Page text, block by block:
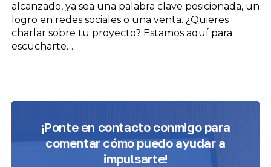
alcanzado, ya sea una palabra clave posicionada, un
logro en redes sociales o una venta. ¿Quieres
charlar sobre tu proyecto? Estamos aquí para
escucharte…
¡Ponte en contacto conmigo para
comentar cómo puedo ayudar a
impulsarte!